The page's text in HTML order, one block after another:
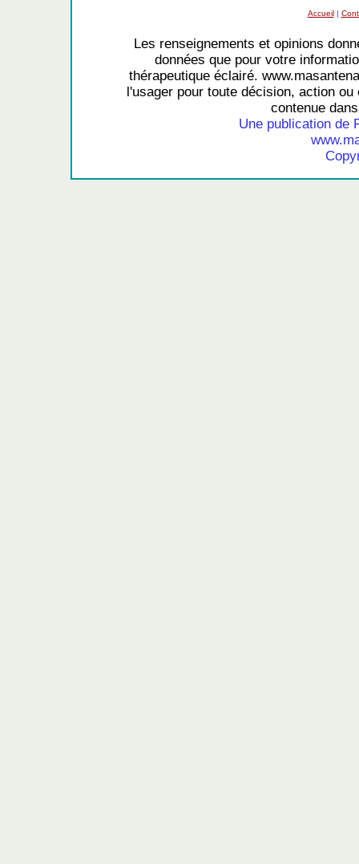
Accueil|
Les renseignements et opinions
données que pour votre
thérapeutique éclairé.
l'usager pour toute décision, action
contenue
Une publication de